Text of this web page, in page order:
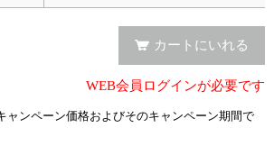
ート
ャンペーン価格およびそのキャンペーン期間で
カートにいれる
WEB会員ログインが必要です